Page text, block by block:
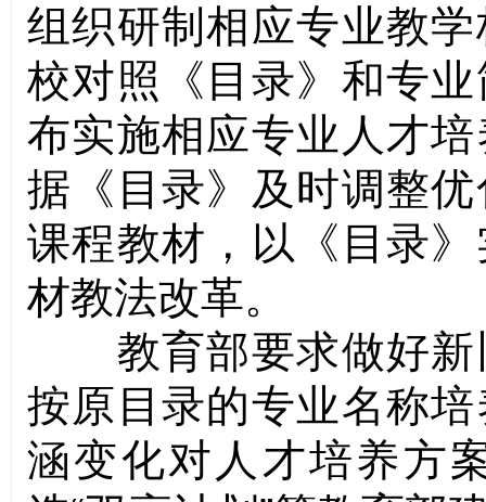
组织研制相应专业教
校对照《目录》和专
布实施相应专业人才
据《目录》及时调整
课程教材，以《目录
材教法改革。
教育部要求做好新
按原目录的专业名称
涵变化对人才培养方